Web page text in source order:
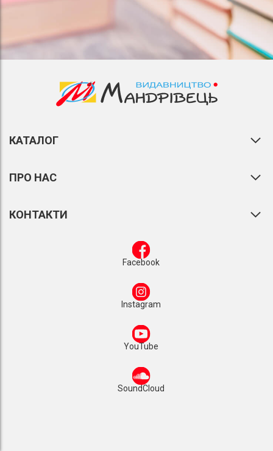
КАТАЛОГ
ПРО НАС
КОНТАКТИ
Facebook
Instagram
YouTube
SoundCloud